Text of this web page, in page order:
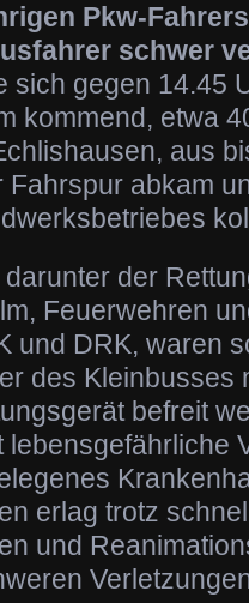
Pkw-
schwer
sich gegen 14.45
kommend, etwa
aus
abkam
der
Feuerwehren
und DRK, waren
des Kleinbusses
befreit
erlag trotz
und